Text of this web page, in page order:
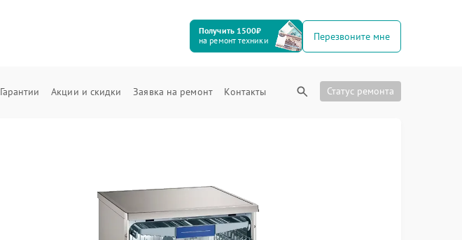
Получить 1500₽
на ремонт техники
Перезвоните мне
Гарантии Акции и скидки Заявка на ремонт Контакты Статус ремонта